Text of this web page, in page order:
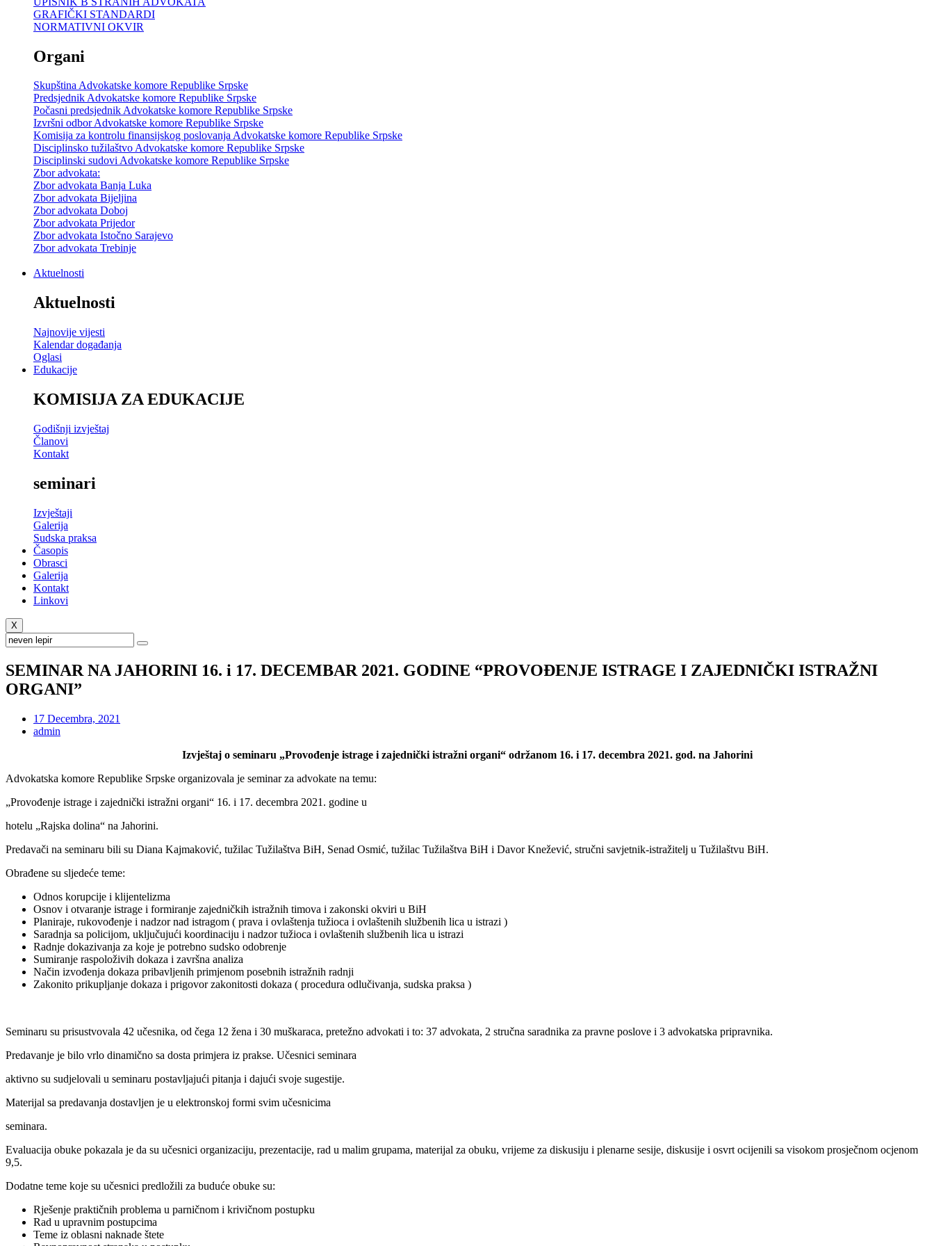
GRAFIČKI STANDARDI
NORMATIVNI OKVIR
Organi
Skupština Advokatske komore Republike Srpske
Predsjednik Advokatske komore Republike Srpske
Počasni predsjednik Advokatske komore Republike Srpske
Izvršni odbor Advokatske komore Republike Srpske
Komisija za kontrolu finansijskog poslovanja Advokatske komore Republike Srpske
Disciplinsko tužilaštvo Advokatske komore Republike Srpske
Disciplinski sudovi Advokatske komore Republike Srpske
Zbor advokata:
Zbor advokata Banja Luka
Zbor advokata Bijeljina
Zbor advokata Doboj
Zbor advokata Prijedor
Zbor advokata Istočno Sarajevo
Zbor advokata Trebinje
Aktuelnosti
Aktuelnosti
Najnovije vijesti
Kalendar događanja
Oglasi
Edukacije
KOMISIJA ZA EDUKACIJE
Godišnji izvještaj
Članovi
Kontakt
seminari
Izvještaji
Galerija
Sudska praksa
Časopis
Obrasci
Galerija
Kontakt
Linkovi
X
SEMINAR NA JAHORINI 16. i 17. DECEMBAR 2021. GODINE “PROVOĐENJE ISTRAGE I ZAJEDNIČKI ISTRAŽNI
ORGANI”
17 Decembra, 2021
admin
Izvještaj o seminaru „Provođenje istrage i zajednički istražni organi“ održanom 16. i 17. decembra 2021. god. na Jahorini
Advokatska komore Republike Srpske organizovala je seminar za advokate na temu:
„Provođenje istrage i zajednički istražni organi“ 16. i 17. decembra 2021. godine u
hotelu „Rajska dolina“ na Jahorini.
Predavači na seminaru bili su Diana Kajmaković, tužilac Tužilaštva BiH, Senad Osmić, tužilac Tužilaštva BiH i Davor Knežević, stručni savjetnik-istražitelj u Tužilaštvu BiH.
Obrađene su sljedeće teme:
Odnos korupcije i klijentelizma
Osnov i otvaranje istrage i formiranje zajedničkih istražnih timova i zakonski okviri u BiH
Planiraje, rukovođenje i nadzor nad istragom ( prava i ovlaštenja tužioca i ovlaštenih službenih lica u istrazi )
Saradnja sa policijom, uključujući koordinaciju i nadzor tužioca i ovlaštenih službenih lica u istrazi
Radnje dokazivanja za koje je potrebno sudsko odobrenje
Sumiranje raspoloživih dokaza i završna analiza
Način izvođenja dokaza pribavljenih primjenom posebnih istražnih radnji
Zakonito prikupljanje dokaza i prigovor zakonitosti dokaza ( procedura odlučivanja, sudska praksa )
Seminaru su prisustvovala 42 učesnika, od čega 12 žena i 30 muškaraca, pretežno advokati i to: 37 advokata, 2 stručna saradnika za pravne poslove i 3 advokatska pripravnika.
Predavanje je bilo vrlo dinamično sa dosta primjera iz prakse. Učesnici seminara
aktivno su sudjelovali u seminaru postavljajući pitanja i dajući svoje sugestije.
Materijal sa predavanja dostavljen je u elektronskoj formi svim učesnicima
seminara.
Evaluacija obuke pokazala je da su učesnici organizaciju, prezentacije, rad u malim grupama, materijal za obuku, vrijeme za diskusiju i plenarne sesije, diskusije i osvrt ocijenili sa visokom prosječnom ocjenom
9,5.
Dodatne teme koje su učesnici predložili zа buduće obuke su:
Rješenje praktičnih problema u parničnom i krivičnom postupku
Rad u upravnim postupcima
Teme iz oblasni naknade štete